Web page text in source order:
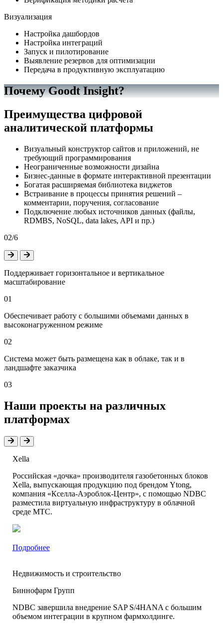
Визуализация
Настройка дашбордов
Настройка интеграций
Запуск и пилотирование
Выявление резервов для оптимизации
Передача в продуктивную эксплуатацию
Почему Goodt Insight?
Преимущества цифровой
аналитической платформы
Визуальный конструктор сайтов и приложений, не
требующий программирования
Неограниченные возможности дизайна
Бизнес-данные в формате интерактивной презентации
Богатая расширяемая библиотека виджетов
Встраивание в процессы принятия решений –
комментарии, поручения, согласование
Подключение любых источников данных (файлы,
RDMBS, NoSQL, data lakes, API и пр.)
02/6
Поддерживает горизонтальное и вертикальное
масштабирование
01
Обеспечивает работу с большими объемами данных в
высоконагруженном режиме
02
Система может быть размещена как в облаке, так и в
ландшафте заказчика
03
Наши проекты на различных
платформах
Xella
Российская «дочка» производителя газобетонных блоков
Xella, выпускающая продукцию под брендом Ytong,
компания «Кселла-Аэроблок-Центр», с помощью NDBC
разместила виртуальную инфраструктуру в облачной
среде МТС.
Подробнее
Недвижимость и строительство
Биннофарм Групп
NDBC завершила внедрение SAP S/4HANA с большим
объемом интеграции в крупном фармхолдинге.